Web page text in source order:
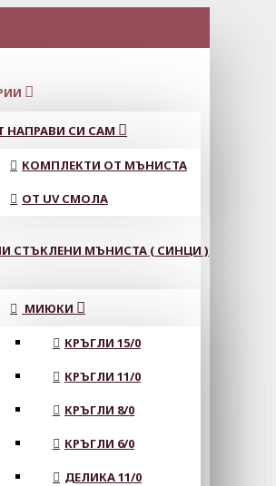
НАПРАВИ СИ САМ
КОМПЛЕКТИ ОТ МЪНИСТА
ОТ UV СМОЛА
СТЪКЛЕНИ МЪНИСТА ( СИНЦИ )
МИЮКИ
КРЪГЛИ 15/0
КРЪГЛИ 11/0
КРЪГЛИ 8/0
КРЪГЛИ 6/0
ДЕЛИКА 11/0